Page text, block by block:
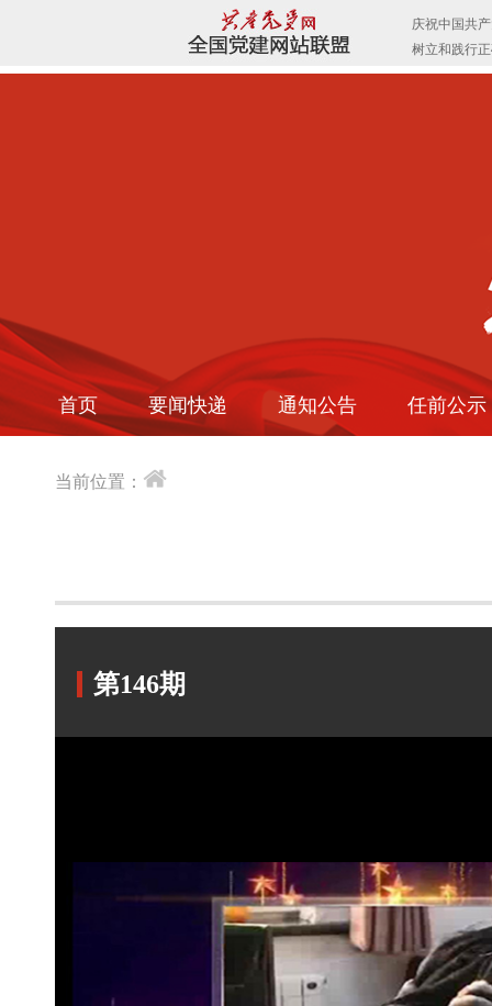
首页 要闻快递 通知公告 任前公示
当前位置：
第146期